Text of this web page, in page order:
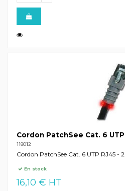
Cordon PatchSee Cat. 6 UTP
118012
Cordon PatchSee Cat. 6 UTP RJ45 -
En stock
16,10 € HT